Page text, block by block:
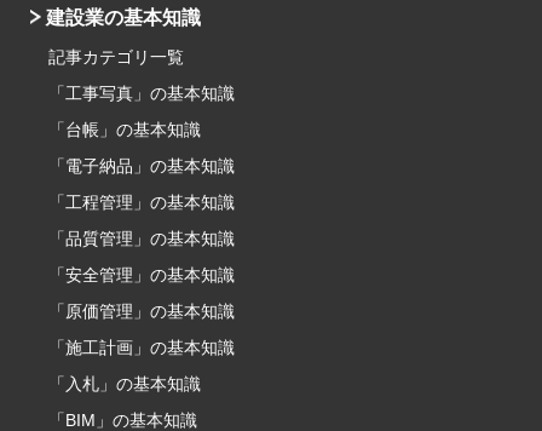
建設業の基本知識
記事カテゴリ一覧
「工事写真」の基本知識
「台帳」の基本知識
「電子納品」の基本知識
「工程管理」の基本知識
「品質管理」の基本知識
「安全管理」の基本知識
「原価管理」の基本知識
「施工計画」の基本知識
「入札」の基本知識
「BIM」の基本知識